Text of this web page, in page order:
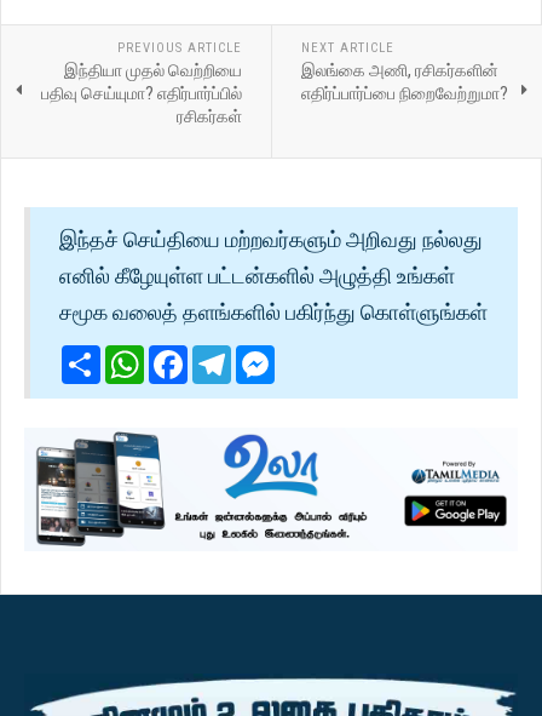
PREVIOUS ARTICLE
இந்தியா முதல் வெற்றியை
பதிவு செய்யுமா? எதிர்பார்ப்பில்
ரசிகர்கள்
NEXT ARTICLE
இலங்கை அணி, ரசிகர்களின்
எதிர்ப்பார்ப்பை நிறைவேற்றுமா?
இந்தச் செய்தியை மற்றவர்களும் அறிவது நல்லது
எனில் கீழேயுள்ள பட்டன்களில் அழுத்தி உங்கள்
சமூக வலைத் தளங்களில் பகிர்ந்து கொள்ளுங்கள்
ShareWhatsApp
Facebook
Telegram